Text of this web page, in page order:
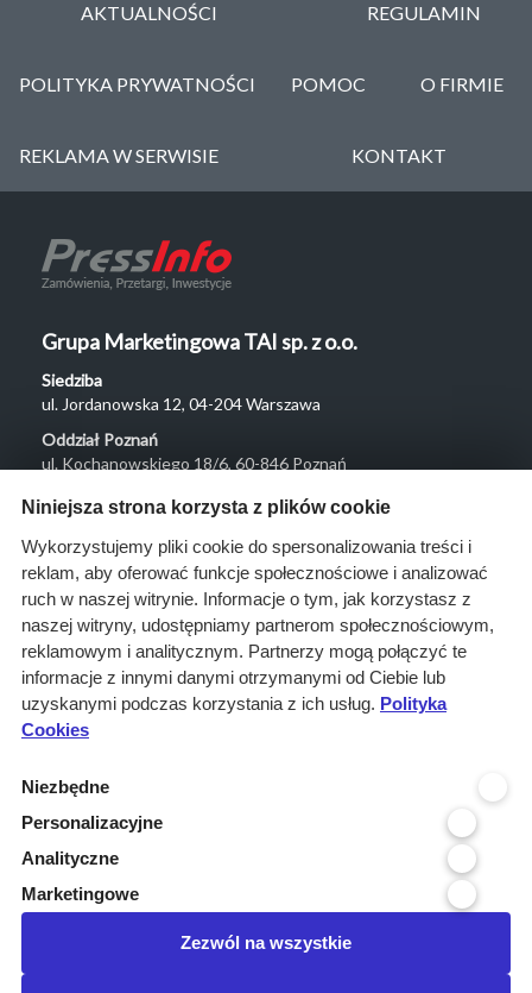
AKTUALNOŚCI REGULAMIN
POLITYKA PRYWATNOŚCI POMOC O FIRMIE
REKLAMA W SERWISIE KONTAKT
Grupa Marketingowa TAI sp. z o.o.
Siedziba
ul. Jordanowska 12, 04-204 Warszawa
Oddział Poznań
ul. Kochanowskiego 18/6, 60-846 Poznań
Menu
O nas
Rozwiązania
Monitoring
przetargów
Raporty
przetargowe
Kontakt
Kontakt
Infolinia 800 800 707
kontakt@pressinfo.pl
Niniejsza strona korzysta z plików cookie
Wykorzystujemy pliki cookie do spersonalizowania treści i
reklam, aby oferować funkcje społecznościowe i analizować
ruch w naszej witrynie. Informacje o tym, jak korzystasz z
naszej witryny, udostępniamy partnerom społecznościowym,
reklamowym i analitycznym. Partnerzy mogą połączyć te
informacje z innymi danymi otrzymanymi od Ciebie lub
uzyskanymi podczas korzystania z ich usług. Polityka
Cookies
Niezbędne
Personalizacyjne
Analityczne
Marketingowe
Zezwól na wszystkie